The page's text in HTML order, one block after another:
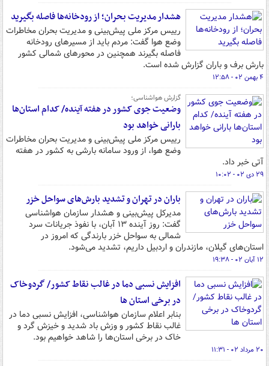
هشدار مدیریت بحران؛ از رودخانه‌ها فاصله بگیرید
رییس مرکز ملی پیش‌بینی و مدیریت بحران مخاطرات
وضع هوا گفت: مردم باید از مسیرهای رودخانه
فاصله بگیرند همچنین در محورهای شمالی کشور
بارش برف و باران گزارش شده است.
۴ بهمن ۰۲ - ۱۲:۵۸
گزارش هواشناسی؛
وضعیت جوی کشور در هفته آینده/ کدام استان‌ها
بارانی خواهد بود
رییس مرکز ملی پیش‌بینی و مدیریت بحران مخاطرات
وضع هوا، از ورود سامانه بارشی به کشور در هفته
آتی خبر داد.
۲۹ دی ۰۲ - ۱۰:۰۲
باران در تهران و تشدید بارش‌های سواحل خزر
مدیرکل پیش‌بینی و هشدار سازمان هواشناسی
گفت: روز آینده ۱۳ آبان، با نفوذ جریانات سرد
شمالی به سواحل خزر بارندگی که امروز در
استان‌های گیلان، مازندران و اردبیل داریم، تشدید می‌شود.
۱۲ آبان ۰۲ - ۱۹:۳۸
افزایش نسبی دما در غالب نقاط کشور/ گردوخاک
در برخی استان ها
بنابر اعلام سازمان هواشناسی، افزایش نسبی دما در
غالب نقاط کشور و وزش باد شدید و خیزش گرد و
خاک در برخی استان‌ها را شاهد خواهیم بود.
۲۰ مرداد ۰۲ - ۱۱:۳۱